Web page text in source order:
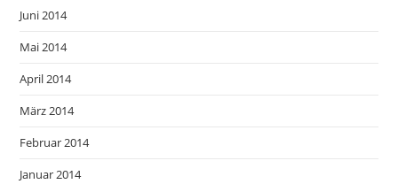
Juni 2014
Mai 2014
April 2014
März 2014
Februar 2014
Januar 2014